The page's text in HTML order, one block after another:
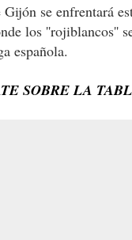
se enfrentará
los ''rojiblancos''
española.
SOBRE LA